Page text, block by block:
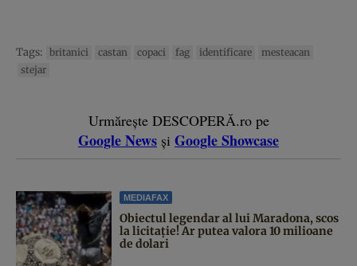
Tags: britanici castan copaci fag identificare
mesteacan
stejar
Urmărește DESCOPERĂ.ro pe
Google News și Google Showcase
MEDIAFAX
Obiectul legendar al lui Maradona, scos
la licitație! Ar putea valora 10 milioane
de dolari